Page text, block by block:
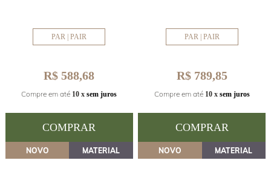
PAR | PAIR
R$ 588,68
Compre em até 10 x sem juros
COMPRAR
PAR | PAIR
R$ 789,85
Compre em até 10 x sem juros
COMPRAR
NOVO MATERIAL NOVO MATERIAL